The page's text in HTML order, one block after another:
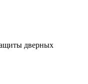
дверных